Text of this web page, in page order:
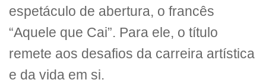
espetáculo de abertura, o francês
“Aquele que Cai”. Para ele, o título
remete aos desafios da carreira artística
e da vida em si.